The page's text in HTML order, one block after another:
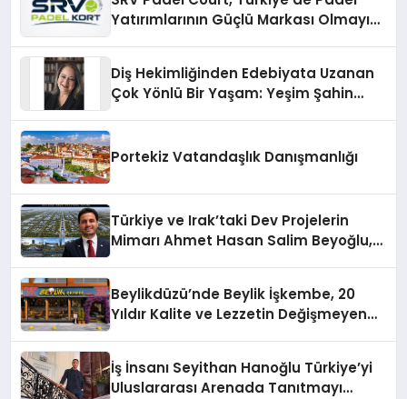
Yatırımlarının Güçlü Markası Olmayı
Diş Hekimliğinden Edebiyata Uzanan
Çok Yönlü Bir Yaşam: Yeşim Şahin
Portekiz Vatandaşlık Danışmanlığı
Türkiye ve Irak’taki Dev Projelerin
Mimarı Ahmet Hasan Salim Beyoğlu,
Hayata Geçirecek
Beylikdüzü’nde Beylik İşkembe, 20
Yıldır Kalite ve Lezzetin Değişmeyen
İş İnsanı Seyithan Hanoğlu Türkiye’yi
Uluslararası Arenada Tanıtmayı